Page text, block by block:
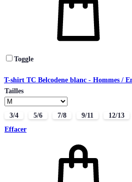
Toggle
T-shirt TC Belcodene blanc - Hommes /
Tailles
3/4 5/6 7/8 9/11 12/13
Effacer